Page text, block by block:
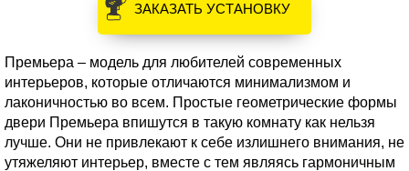
ЗАКАЗАТЬ УСТАНОВКУ
Премьера – модель для любителей современных
интерьеров, которые отличаются минимализмом и
лаконичностью во всем. Простые геометрические формы
двери Премьера впишутся в такую комнату как нельзя
лучше. Они не привлекают к себе излишнего внимания, не
утяжеляют интерьер, вместе с тем являясь гармоничным